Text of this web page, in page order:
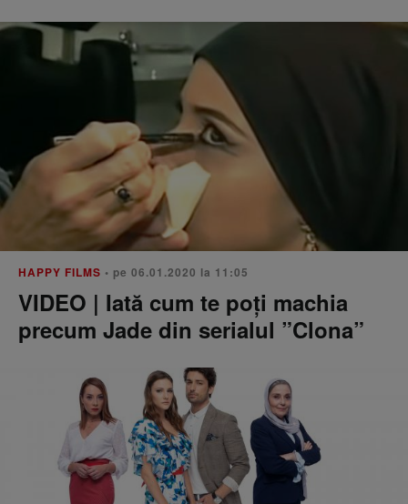
HAPPY FILMS • pe 06.01.2020 la 11:05
VIDEO | Iată cum te poți machia
precum Jade din serialul ”Clona”